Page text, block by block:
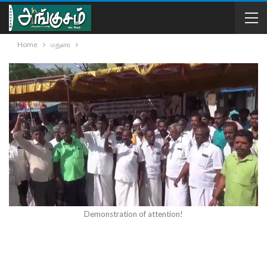
Home மதுரை
Demonstration of attention!